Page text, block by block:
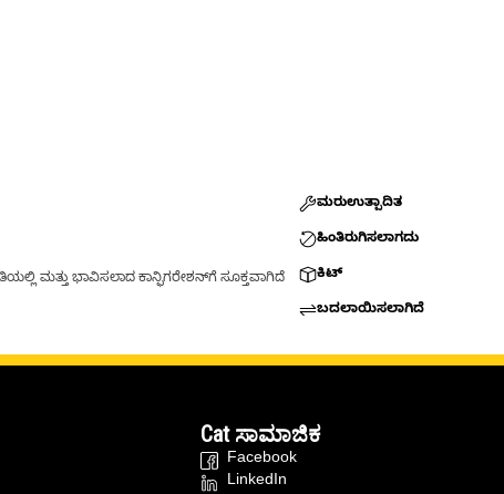
ಮತ್ತು ಭಾವಿಸಲಾದ ಕಾನ್ಫಿಗರೇಶನ್‌ಗೆ ಸೂಕ್ತವಾಗಿದೆ
ಮರುಉತ್ಪಾದಿತ
ಹಿಂತಿರುಗಿಸಲಾಗದು
ಕಿಟ್
ಬದಲಾಯಿಸಲಾಗಿದೆ
Cat ಸಾಮಾಜಿಕ
Facebook
LinkedIn